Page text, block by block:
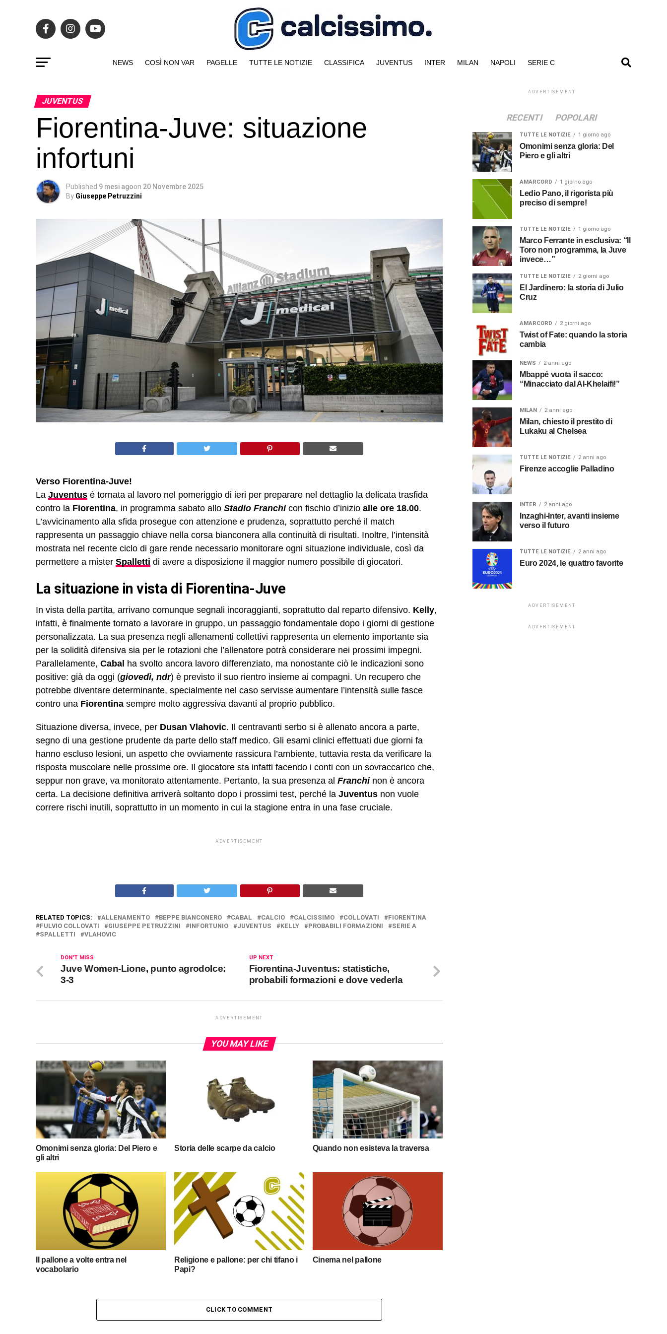
NEWS COSÌ NON VAR PAGELLE TUTTE LE NOTIZIE CLASSIFICA JUVENTUS INTER MILAN NAPOLI SERIE C
JUVENTUS
Fiorentina-Juve: situazione
infortuni
Published 9 mesi agoon 20 Novembre 2025
By Giuseppe Petruzzini
Verso Fiorentina-Juve!
La Juventus è tornata al lavoro nel pomeriggio di ieri per preparare nel dettaglio la delicata trasfida
contro la Fiorentina, in programma sabato allo Stadio Franchicon fischio d’inizio alle ore 18.00.
L’avvicinamento alla sfida prosegue con attenzione e prudenza, soprattutto perché il match
rappresenta un passaggio chiave nella corsa bianconera alla continuità di risultati. Inoltre, l’intensità
mostrata nel recente ciclo di gare rende necessario monitorare ogni situazione individuale, così da
permettere a mister Spalletti di avere a disposizione il maggior numero possibile di giocatori.
La situazione in vista di Fiorentina-Juve
In vista della partita, arrivano comunque segnali incoraggianti, soprattutto dal reparto difensivo. Kelly,
infatti, è finalmente tornato a lavorare in gruppo, un passaggio fondamentale dopo i giorni di gestione
personalizzata. La sua presenza negli allenamenti collettivi rappresenta un elemento importante sia
per la solidità difensiva sia per le rotazioni che l’allenatore potrà considerare nei prossimi impegni.
Parallelamente, Cabal ha svolto ancora lavoro differenziato, ma nonostante ciò le indicazioni sono
positive: già da oggi (giovedì, ndr) è previsto il suo rientro insieme ai compagni. Un recupero che
potrebbe diventare determinante, specialmente nel caso servisse aumentare l’intensità sulle fasce
contro una Fiorentina sempre molto aggressiva davanti al proprio pubblico.
Situazione diversa, invece, per Dusan Vlahovic. Il centravanti serbo si è allenato ancora a parte,
segno di una gestione prudente da parte dello staff medico. Gli esami clinici effettuati due giorni fa
hanno escluso lesioni, un aspetto che ovviamente rassicura l’ambiente, tuttavia resta da verificare la
risposta muscolare nelle prossime ore. Il giocatore sta infatti facendo i conti con un sovraccarico che,
seppur non grave, va monitorato attentamente. Pertanto, la sua presenza al Franchinon è ancora
certa. La decisione definitiva arriverà soltanto dopo i prossimi test, perché la Juventus non vuole
correre rischi inutili, soprattutto in un momento in cui la stagione entra in una fase cruciale.
ADVERTISEMENT
RELATED TOPICS: ALLENAMENTO BEPPE BIANCONERO CABAL CALCIO CALCISSIMO COLLOVATI
FIORENTINA
FULVIO COLLOVATI
GIUSEPPE PETRUZZINI INFORTUNIO JUVENTUS KELLY PROBABILI FORMAZIONI
SERIE A
SPALLETTI
VLAHOVIC
UP NEXT
Fiorentina-Juventus: statistiche,
probabili formazioni e dove vederla
DON'T MISS
Juve Women-Lione, punto agrodolce:
3-3
ADVERTISEMENT
YOU MAY LIKE
Omonimi senza gloria: Del Piero e
gli altri
Storia delle scarpe da calcio Quando non esisteva la traversa
Il pallone a volte entra nel
vocabolario
Religione e pallone: per chi tifano i
Papi?
Cinema nel pallone
CLICK TO COMMENT
ADVERTISEMENT
RECENTI POPOLARI
TUTTE LE NOTIZIE 1 giorno ago
Omonimi senza gloria: Del
Piero e gli altri
AMARCORD 1 giorno ago
Ledio Pano, il rigorista più
preciso di sempre!
TUTTE LE NOTIZIE 1 giorno ago
Marco Ferrante in esclusiva: “Il
Toro non programma, la Juve
invece…”
TUTTE LE NOTIZIE 2 giorni ago
El Jardinero: la storia di Julio
Cruz
AMARCORD 2 giorni ago
Twist of Fate: quando la storia
cambia
NEWS 2 anni ago
Mbappé vuota il sacco:
“Minacciato dal Al-Khelaifi!”
MILAN 2 anni ago
Milan, chiesto il prestito di
Lukaku al Chelsea
TUTTE LE NOTIZIE 2 anni ago
Firenze accoglie Palladino
INTER 2 anni ago
Inzaghi-Inter, avanti insieme
verso il futuro
TUTTE LE NOTIZIE 2 anni ago
Euro 2024, le quattro favorite
ADVERTISEMENT
ADVERTISEMENT